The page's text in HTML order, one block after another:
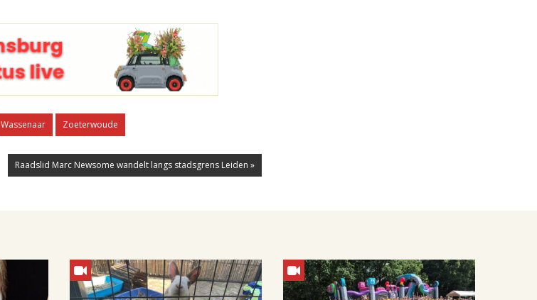
Wassenaar Zoeterwoude
Raadslid Marc Newsome wandelt langs stadsgrens Leiden »